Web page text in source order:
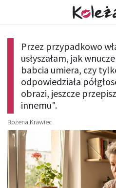
Przez przypadkowo
usłyszałam, jak
babcia umiera, czy
odpowiedziała
obrazi, jeszcze
innemu".
Bożena Krawiec